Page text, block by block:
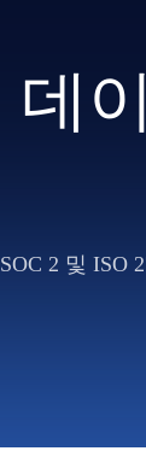
데
SOC 2 및 ISO